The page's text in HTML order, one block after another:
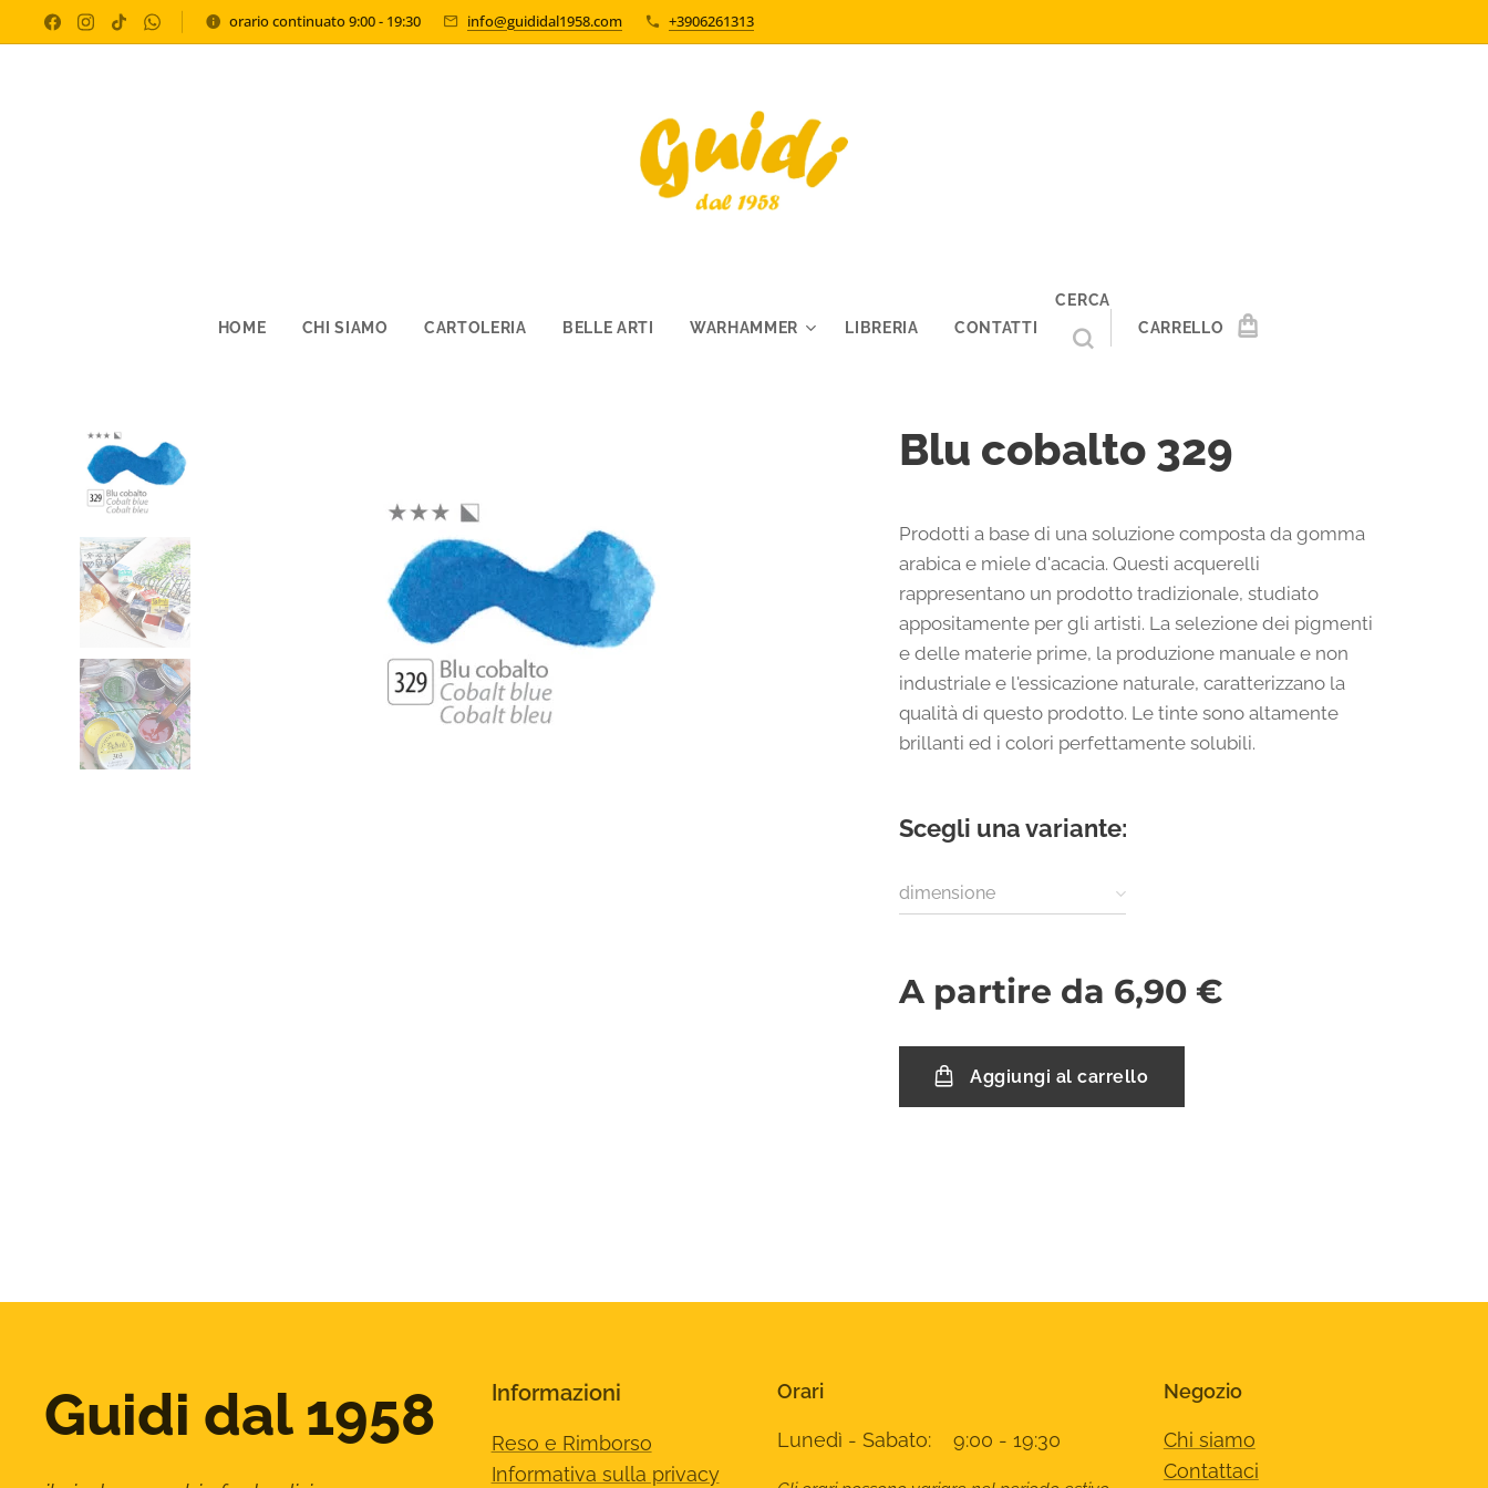
orario continuato 9:00 - 19:30 info@guididal1958.com +3906261313
HOME CHI SIAMO CARTOLERIA BELLE ARTI WARHAMMER LIBRERIA CONTATTI
CERCA
CARRELLO
Blu cobalto 329
Prodotti a base di una soluzione composta da gomma
arabica e miele d'acacia. Questi acquerelli
rappresentano un prodotto tradizionale, studiato
appositamente per gli artisti. La selezione dei pigmenti
e delle materie prime, la produzione manuale e non
industriale e l'essicazione naturale, caratterizzano la
qualità di questo prodotto. Le tinte sono altamente
brillanti ed i colori perfettamente solubili.
Scegli una variante:
dimensione
A partire da 6,90 €
Aggiungi al carrello
Guidi dal 1958 Informazioni
Reso e Rimborso
Informativa sulla privacy
Orari
Lunedì - Sabato: 9:00 - 19:30
Negozio
Chi siamo
Contattaci